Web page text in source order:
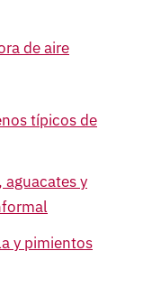
de aire
típicos de
y
y pimientos